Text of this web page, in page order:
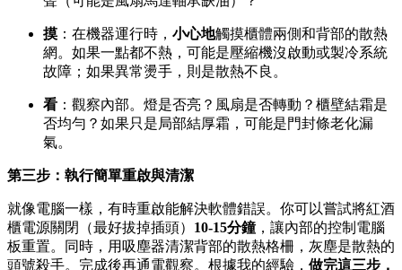
摸 ：在機器運行時， 小心地觸摸櫃體兩側和背部的散熱
網。如果一點都不熱，可能是壓縮機沒啟動或製冷系統
故障；如果異常燙手，則是散熱不良。
看 ：觀察內部。燈是否亮？風扇是否轉動？櫃壁結霜是
否均勻？如果只是局部結厚霜，可能是門封條老化漏
氣。
第三步：執行簡單重啟與清潔
就像電腦一樣，有時重啟能解決軟體錯誤。你可以嘗試將紅酒
櫃電源關閉（最好拔掉插頭） 10-15分鐘，讓內部的控制電腦
板重置。同時，用吸塵器清潔背部的散熱格柵，灰塵是散熱的
頭號殺手。完成後再通電觀察。根據我的經驗， 做完這三步，